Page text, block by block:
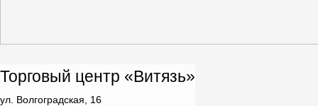
Торговый центр «Витязь»
ул. Волгоградская, 16